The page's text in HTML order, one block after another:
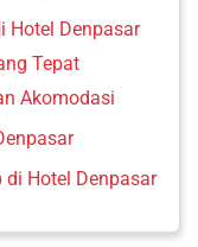
Hotel Denpasar
Tepat
Akomodasi
Hotel Denpasar